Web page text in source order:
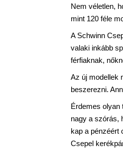
Nem véletlen,
mint 120 féle
A Schwinn
valaki inkább
férfiaknak,
Az új modellek
beszerezni.
Érdemes olyan
nagy a szórás,
kap a pénzéért
Csepel